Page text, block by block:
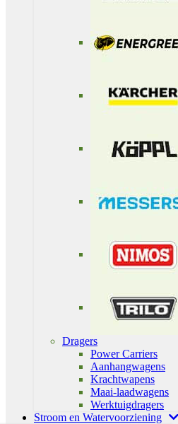
Dragers
Power Carriers
Aanhangwagens
Krachtwapens
Maai-laadwagens
Werktuigdragers
Stroom en Watervoorziening